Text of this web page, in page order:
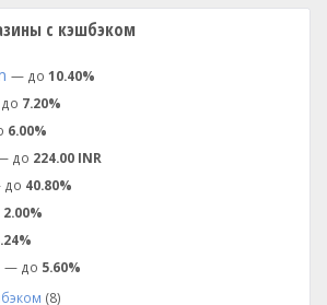
с кэшбэком
— до 10.40%
7.20%
6.00%
до 224.00 INR
40.80%
2.00%
— до 5.60%
(8)